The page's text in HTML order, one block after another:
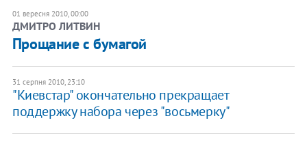
01 вересня 2010, 00:00
ДМИТРО ЛИТВИН
​Прощание с бумагой
31 серпня 2010, 23:10
"Киевстар" окончательно прекращает
поддержку набора через "восьмерку"